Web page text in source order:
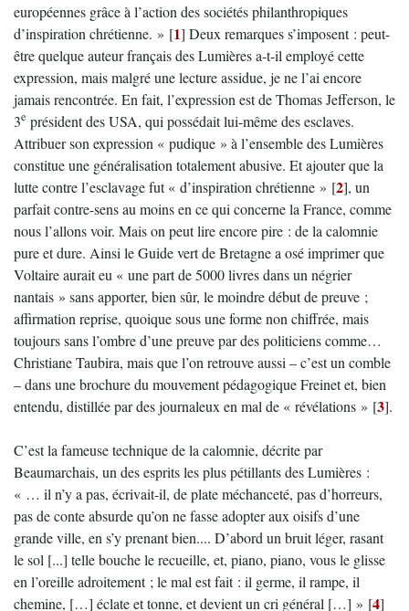
européennes grâce à l’action des sociétés philanthropiques
d’inspiration chrétienne. » [1] Deux remarques s’imposent : peut-
être quelque auteur français des Lumières a-t-il employé cette
expression, mais malgré une lecture assidue, je ne l’ai encore
jamais rencontrée. En fait, l’expression est de Thomas Jefferson, le
3e président des USA, qui possédait lui-même des esclaves.
Attribuer son expression « pudique » à l’ensemble des Lumières
constitue une généralisation totalement abusive. Et ajouter que la
lutte contre l’esclavage fut « d’inspiration chrétienne » [2], un
parfait contre-sens au moins en ce qui concerne la France, comme
nous l’allons voir. Mais on peut lire encore pire : de la calomnie
pure et dure. Ainsi le Guide vert de Bretagne a osé imprimer que
Voltaire aurait eu « une part de 5000 livres dans un négrier
nantais » sans apporter, bien sûr, le moindre début de preuve ;
affirmation reprise, quoique sous une forme non chiffrée, mais
toujours sans l’ombre d’une preuve par des politiciens comme…
Christiane Taubira, mais que l’on retrouve aussi – c’est un comble
– dans une brochure du mouvement pédagogique Freinet et, bien
entendu, distillée par des journaleux en mal de « révélations » [3].
C’est la fameuse technique de la calomnie, décrite par
Beaumarchais, un des esprits les plus pétillants des Lumières :
« … il n’y a pas, écrivait-il, de plate méchanceté, pas d’horreurs,
pas de conte absurde qu’on ne fasse adopter aux oisifs d’une
grande ville, en s’y prenant bien.... D’abord un bruit léger, rasant
le sol [...] telle bouche le recueille, et, piano, piano, vous le glisse
en l’oreille adroitement ; le mal est fait : il germe, il rampe, il
chemine, […] éclate et tonne, et devient un cri général […] » [4]